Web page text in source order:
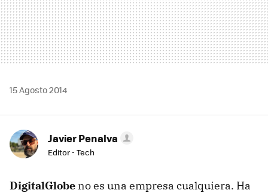
15 Agosto 2014
Javier Penalva
Editor - Tech
DigitalGlobe no es una empresa cualquiera. Ha